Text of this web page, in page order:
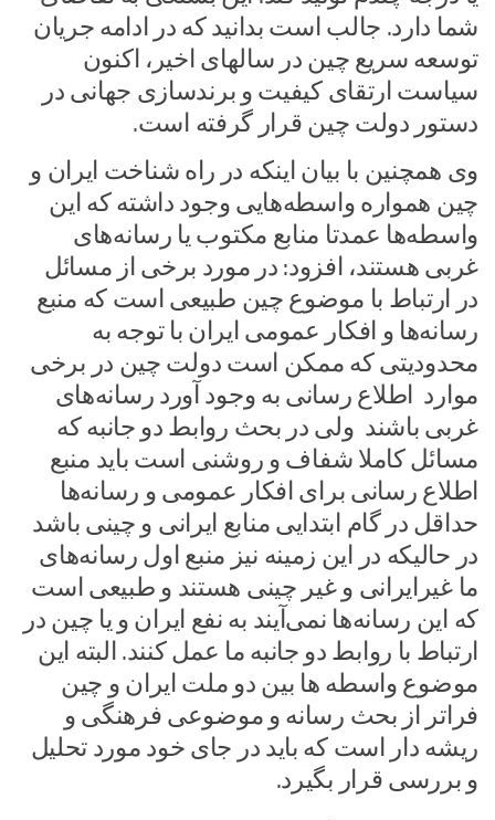
شما دارد. جالب است بدانید که در ادامه جریان
توسعه سریع چین در سالهای اخیر، اکنون
سیاست ارتقای کیفیت و برندسازی جهانی در
دستور دولت چین قرار گرفته است.
وی همچنین با بیان اینکه در راه شناخت ایران و
چین همواره واسطه‌هایی وجود داشته که این
واسطه‌ها عمدتا منابع مکتوب یا رسانه‌های
غربی هستند، افزود: در مورد برخی از مسائل
در ارتباط با موضوع چین طبیعی است که منبع
رسانه‌ها و افکار عمومی ایران با توجه به
محدودیتی که ممکن است دولت چین در برخی
موارد اطلاع رسانی به وجود آورد رسانه‌های
غربی باشند ولی در بحث روابط دو جانبه که
مسائل کاملا شفاف و روشنی است باید منبع
اطلاع رسانی برای افکار عمومی و رسانه‌ها
حداقل در گام ابتدایی منابع ایرانی و چینی باشد
در حالیکه در این زمینه نیز منبع اول رسانه‌های
ما غیرایرانی و غیر چینی هستند و طبیعی است
که این رسانه‌ها نمی‌آیند به نفع ایران و یا چین در
ارتباط با روابط دو جانبه ما عمل کنند. البته این
موضوع واسطه ها بین دو ملت ایران و چین
فراتر از بحث رسانه و موضوعی فرهنگی و
ریشه دار است که باید در جای خود مورد تحلیل
و بررسی قرار بگیرد.